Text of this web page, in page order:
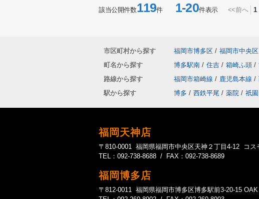
該当公開件数119件1-20件表示 <<前へ 1
市区町村から探す 福岡市博多区 / 福岡市中央区
町名から探す
博多駅南 / 住吉 / 箱崎ふ頭 /
路線から探す
福岡市箱崎線 / 鹿児島本線 /
駅から探す
博多 / 西鉄平尾 / 薬院 / 祇園
福岡天神店
〒810-0001 福岡県福岡市中央区天神２丁目4-12 コス
TEL：092-738-8688 / FAX：092-738-8689
福岡博多店
〒812-0011 福岡県福岡市博多区博多駅前3-20-15